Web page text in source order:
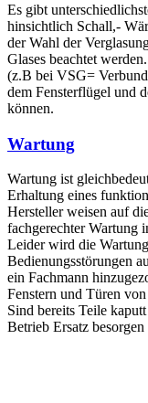
Es gibt
hinsichtlich Schall,-
der Wahl der
Glases beachtet
(z.B bei VSG=
dem Fensterflügel und
können.
Wartung
Wartung ist
Erhaltung eines
Hersteller weisen auf
fachgerechter Wartung
Leider wird die
Bedienungsstörungen
ein Fachmann
Fenstern und Türen
Sind bereits Teile
Betrieb Ersatz besorgen